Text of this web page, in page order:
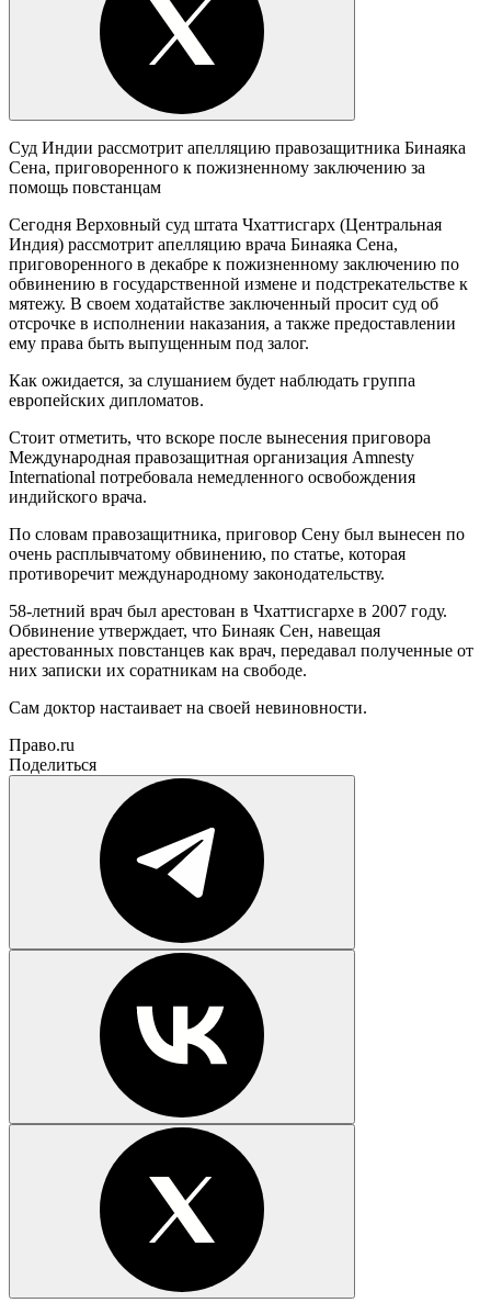
Суд Индии рассмотрит апелляцию правозащитника Бинаяка
Сена, приговоренного к пожизненному заключению за
помощь повстанцам
Сегодня Верховный суд штата Чхаттисгарх (Центральная
Индия) рассмотрит апелляцию врача Бинаяка Сена,
приговоренного в декабре к пожизненному заключению по
обвинению в государственной измене и подстрекательстве к
мятежу. В своем ходатайстве заключенный просит суд об
отсрочке в исполнении наказания, а также предоставлении
ему права быть выпущенным под залог.
Как ожидается, за слушанием будет наблюдать группа
европейских дипломатов.
Стоит отметить, что вскоре после вынесения приговора
Международная правозащитная организация Amnesty
International потребовала немедленного освобождения
индийского врача.
По словам правозащитника, приговор Сену был вынесен по
очень расплывчатому обвинению, по статье, которая
противоречит международному законодательству.
58-летний врач был арестован в Чхаттисгархе в 2007 году.
Обвинение утверждает, что Бинаяк Сен, навещая
арестованных повстанцев как врач, передавал полученные от
них записки их соратникам на свободе.
Сам доктор настаивает на своей невиновности.
Право.ru
Поделиться